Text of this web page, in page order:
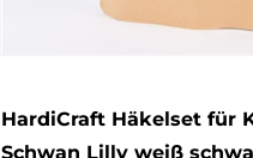
HardiCraft Häkelset für
Schwan Lilly weiß